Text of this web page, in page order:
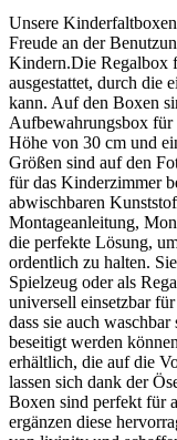
Unsere
Freude an der
Kindern.Die Regalbox
ausgestattet, durch die
kann. Auf den Boxen
Aufbewahrungsbox für
Höhe von 30 cm und
Größen sind auf den
für das Kinderzimmer
abwischbaren
Montageanleitung,
die perfekte Lösung,
ordentlich zu halten.
Spielzeug oder als
universell einsetzbar
dass sie auch
beseitigt werden
erhältlich, die auf die
lassen sich dank der
Boxen sind perfekt für
ergänzen diese